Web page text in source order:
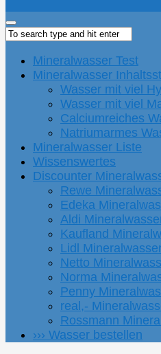
Mineralwasser Test
Mineralwasser
Wasser mit viel
Wasser mit viel
Calciumreiches
Natriumarmes
Mineralwasser Liste
Wissenswertes
Discounter
Rewe
Edeka
Aldi
Kaufland
Lidl
Netto
Norma
Penny
real,-
Rossmann
››› Wasser bestellen